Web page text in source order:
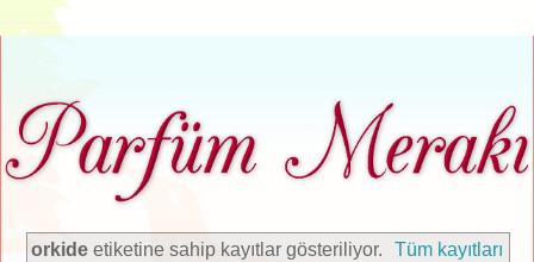
orkideetiketine sahip kayıtlar gösteriliyor.
Tüm kayıtları